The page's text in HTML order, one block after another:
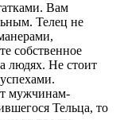
Вам
Телец не
собственное
людях. Не стоит
мужчинам-
Тельца, то